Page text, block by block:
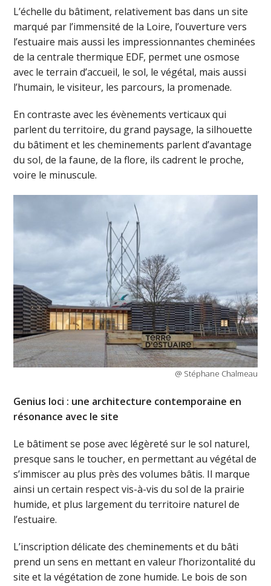
L’échelle du bâtiment, relativement bas dans un site
marqué par l’immensité de la Loire, l’ouverture vers
l’estuaire mais aussi les impressionnantes cheminées
de la centrale thermique EDF, permet une osmose
avec le terrain d’accueil, le sol, le végétal, mais aussi
l’humain, le visiteur, les parcours, la promenade.
En contraste avec les évènements verticaux qui
parlent du territoire, du grand paysage, la silhouette
du bâtiment et les cheminements parlent d’avantage
du sol, de la faune, de la flore, ils cadrent le proche,
voire le minuscule.
@ Stéphane Chalmeau
Genius loci : une architecture contemporaine en
résonance avec le site
Le bâtiment se pose avec légèreté sur le sol naturel,
presque sans le toucher, en permettant au végétal de
s’immiscer au plus près des volumes bâtis. Il marque
ainsi un certain respect vis-à-vis du sol de la prairie
humide, et plus largement du territoire naturel de
l’estuaire.
L’inscription délicate des cheminements et du bâti
prend un sens en mettant en valeur l’horizontalité du
site et la végétation de zone humide. Le bois de son